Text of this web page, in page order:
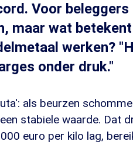
Voor beleggers
maar wat
werken?
onder druk."
als beurzen
stabiele waarde. Dat
euro per kilo lag,